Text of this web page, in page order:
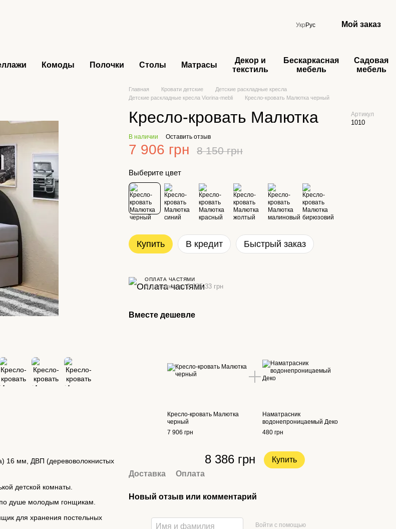
Укр Рус Мой заказ
Комоды Полочки Столы Матрасы
Декор и
текстиль
Бескаркасная
мебель
Садовая
мебель
16 мм, ДВП (деревоволокнистых
детской комнаты.
по душе молодым гонщикам.
для хранения постельных
Главная Кровати детские
Детские раскладные кресла
Детские раскладные кресла Viorina-mebli
Кресло-кровать Малютка черный
Кресло-кровать Малютка Артикул
1010
В наличии Оставить отзыв
7 906 грн 8 150 грн
Выберите цвет
Купить В кредит Быстрый заказ
ОПЛАТА ЧАСТЯМИ
3 платежа по 2 635.33 грн
Вместе дешевле
Кресло-кровать Малютка
черный
7 906 грн
Наматрасник
водонепроницаемый Деко
480 грн
8 386 грн
Купить
Доставка
Оплата
Новый отзыв или комментарий
Войти с помощью